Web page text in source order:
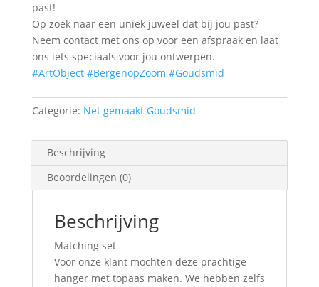
past!
Op zoek naar een uniek juweel dat bij jou past?
Neem contact met ons op voor een afspraak en laat
ons iets speciaals voor jou ontwerpen.
#ArtObject #BergenopZoom #Goudsmid
Categorie: Net gemaakt Goudsmid
Beschrijving
Beoordelingen (0)
Beschrijving
Matching set
Voor onze klant mochten deze prachtige
hanger met topaas maken. We hebben zelfs